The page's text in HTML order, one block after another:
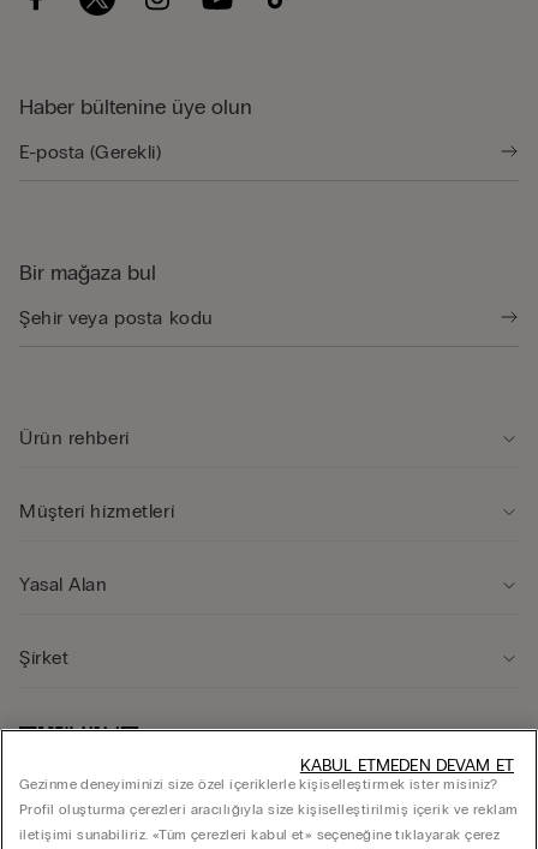
Haber bültenine üye olun
Bir mağaza bul
Ürün rehberi̇
Müşteri̇ hi̇zmetleri̇
Yasal Alan
Şi̇rket
Gezinme deneyiminizi size özel içeriklerle kişiselleştirmek ister misiniz?
Profil oluşturma çerezleri aracılığıyla size kişiselleştirilmiş içerik ve reklam
iletişimi sunabiliriz. «Tüm çerezleri kabul et» seçeneğine tıklayarak çerez
KABUL ETMEDEN DEVAM ET